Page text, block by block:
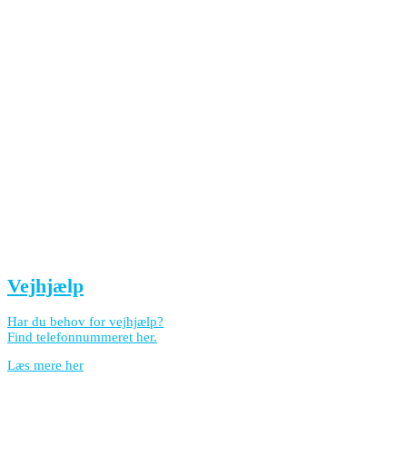
Vejhjælp
Har du behov for vejhjælp?
Find telefonnummeret her.
Læs mere her